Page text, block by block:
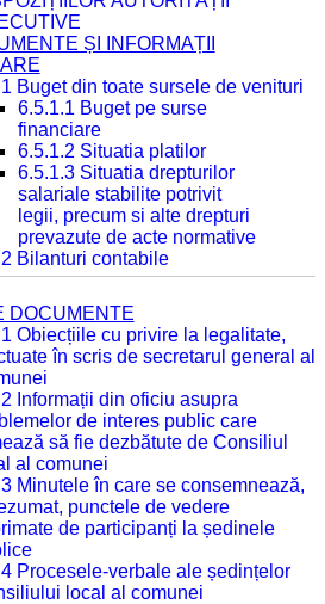
ȘI INFORMAȚII
Buget din toate sursele de venituri
6.5.1.1 Buget pe surse
financiare
6.5.1.2 Situatia platilor
6.5.1.3 Situatia drepturilor
salariale stabilite potrivit
legii, precum si alte drepturi
prevazute de acte normative
Bilanturi contabile
DOCUMENTE
Obiecțiile cu privire la legalitate,
în scris de secretarul general al
Informații din oficiu asupra
de interes public care
să fie dezbătute de Consiliul
al comunei
Minutele în care se consemnează,
punctele de vedere
de participanți la ședinele
Procesele-verbale ale ședințelor
local al comunei